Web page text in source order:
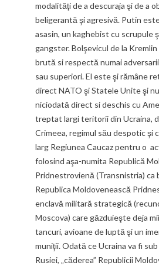
modalităţi de a descuraja şi de a
beligerantă şi agresivă. Putin
asasin, un kaghebist cu scrupule
gangster. Bolşevicul de la
brută si respectă numai
sau superiori. El este şi rămâne
direct NATO şi Statele Unite şi
niciodată direct si deschis cu
treptat largi teritorii din Ucraina,
Crimeea, regimul său despotic şi
larg Regiunea Caucaz pentru o
folosind aşa-numita Republică
Pridnestrovienă (Transnistria) ca
Republica Moldovenească
enclavă militară strategică
Moscova) care găzduieşte deja
tancuri, avioane de luptă şi un
muniţii. Odată ce Ucraina va fi
Rusiei, „căderea” Republicii